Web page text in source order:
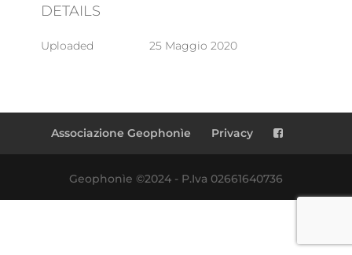
DETAILS
Uploaded 25 Maggio 2020
Associazione Geophonìe Privacy
Geophonìe ©2024 - P.Iva 02661640736